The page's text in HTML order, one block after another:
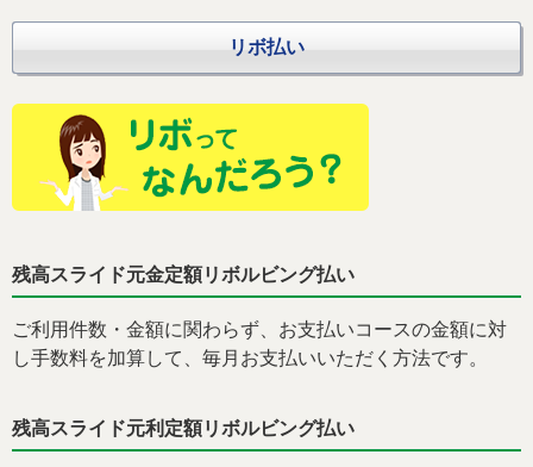
リボ払い
残高スライド元金定額リボルビング払い
ご利用件数・金額に関わらず、お支払いコースの金額に対
し手数料を加算して、毎月お支払いいただく方法です。
残高スライド元利定額リボルビング払い